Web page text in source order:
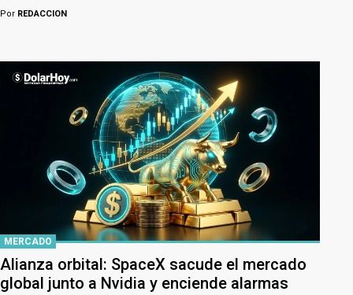
Por REDACCION
MERCADO
Alianza orbital: SpaceX sacude el mercado
global junto a Nvidia y enciende alarmas